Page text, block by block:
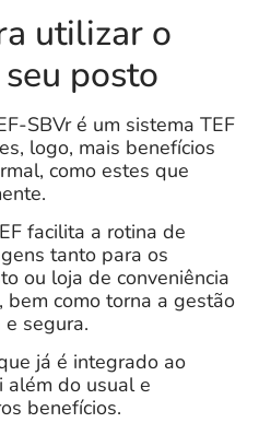
utilizar o
posto
SBVr é um sistema TEF
logo, mais benefícios
como estes que
facilita a rotina de
tanto para os
ou loja de conveniência
como torna a gestão
segura.
já é integrado ao
além do usual e
benefícios.